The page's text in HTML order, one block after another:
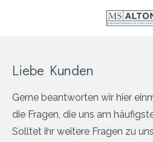
Liebe Kunden
Gerne beantworten wir hier
die Fragen, die uns am
Solltet ihr weitere Fragen zu